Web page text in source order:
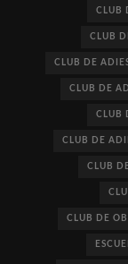
CLUB
CLUB
CLUB DE
CLUB DE
CLUB
CLUB DE
CLUB
CLUB DE